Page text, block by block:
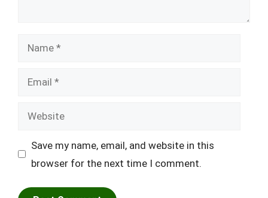
Name
Email
Website
Save my name, email, and website in this
browser for the next time I comment.